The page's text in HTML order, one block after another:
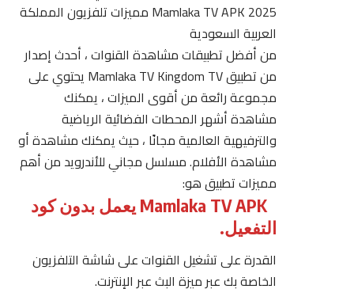
Mamlaka TV APK 2025 مميزات تلفزيون المملكة
العربية السعودية
من أفضل تطبيقات مشاهدة القنوات ، أحدث إصدار
من تطبيق Mamlaka TV Kingdom TV يحتوي على
مجموعة رائعة من أقوى الميزات ، يمكنك
مشاهدة أشهر المحطات الفضائية الرياضية
والترفيهية العالمية مجانًا ، حيث يمكنك مشاهدة أو
مشاهدة الأفلام. مسلسل مجاني للأندرويد من أهم
مميزات تطبيق هو:
Mamlaka TV APK يعمل بدون كود
التفعيل.
القدرة على تشغيل القنوات على شاشة التلفزيون
الخاصة بك عبر ميزة البث عبر الإنترنت.